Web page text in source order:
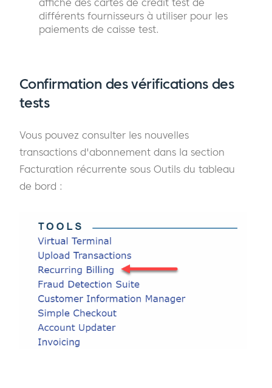
différents fournisseurs à utiliser pour les
paiements de caisse test.
Confirmation des vérifications des
tests
Vous pouvez consulter les nouvelles
transactions d'abonnement dans la section
Facturation récurrente sous Outils du tableau
de bord :